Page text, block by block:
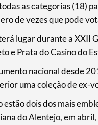
as categorias (18)
de vezes que pode
lugar durante a XXII
e Prata do Casino do
nacional desde
uma coleção de ex-
estão dois dos mais
do Alentejo, em